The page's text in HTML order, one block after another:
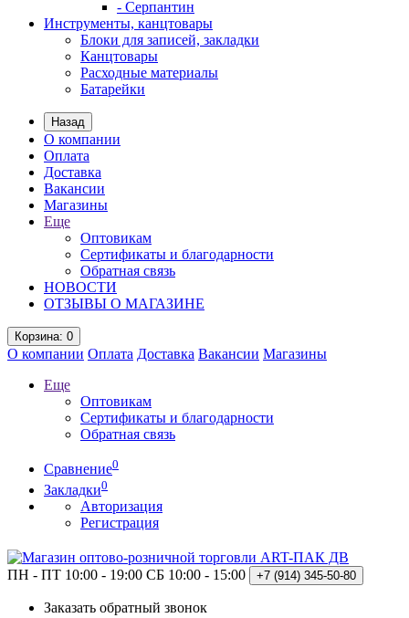
- Серпантин
Инструменты, канцтовары
Блоки для записей, закладки
Канцтовары
Расходные материалы
Батарейки
Назад
О компании
Оплата
Доставка
Вакансии
Магазины
Еще
Оптовикам
Сертификаты и благодарности
Обратная связь
НОВОСТИ
ОТЗЫВЫ О МАГАЗИНЕ
Корзина: 0
О компании Оплата Доставка Вакансии Магазины
Еще
Оптовикам
Сертификаты и благодарности
Обратная связь
Сравнение0
Закладки0
Авторизация
Регистрация
ПН - ПТ 10:00 - 19:00 СБ 10:00 - 15:00 +7 (914) 345-50-80
Заказать обратный звонок